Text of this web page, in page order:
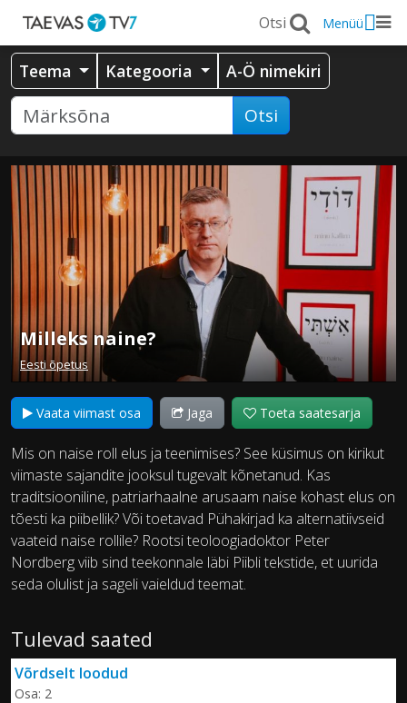
Menüü
Teema Kategooria A-Ö nimekiri
Otsi
Milleks naine?
Eesti õpetus
Vaata viimast osa Jaga Toeta saatesarja
Mis on naise roll elus ja teenimises? See küsimus on kirikut
viimaste sajandite jooksul tugevalt kõnetanud. Kas
traditsiooniline, patriarhaalne arusaam naise kohast elus on
tõesti ka piibellik? Või toetavad Pühakirjad ka alternatiivseid
vaateid naise rollile? Rootsi teoloogiadoktor Peter
Nordberg viib sind teekonnale läbi Piibli tekstide, et uurida
seda olulist ja sageli vaieldud teemat.
Tulevad saated
Võrdselt loodud
Osa: 2